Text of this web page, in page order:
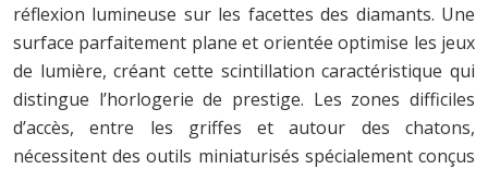
réflexion lumineuse sur les facettes des diamants. Une
surface parfaitement plane et orientée optimise les jeux
de lumière, créant cette scintillation caractéristique qui
distingue l’horlogerie de prestige. Les zones difficiles
d’accès, entre les griffes et autour des chatons,
nécessitent des outils miniaturisés spécialement conçus